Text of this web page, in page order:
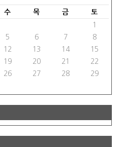
수 목 금 토
1
5 6 7
8
12 13 14
15
19 20 21
22
26 27 28
29